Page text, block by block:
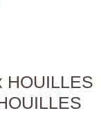
HOUILLES